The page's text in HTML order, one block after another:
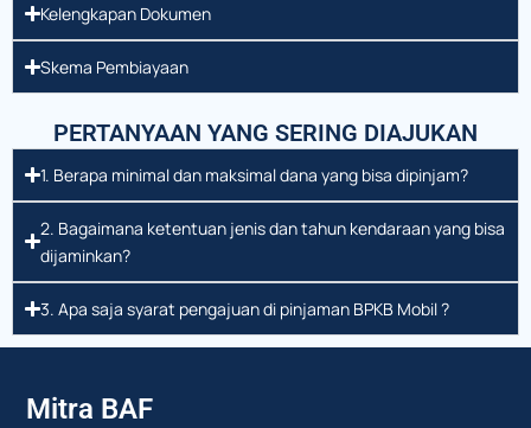
Kelengkapan Dokumen
Skema Pembiayaan
PERTANYAAN YANG SERING DIAJUKAN
1. Berapa minimal dan maksimal dana yang bisa dipinjam?
2. Bagaimana ketentuan jenis dan tahun kendaraan yang bisa
dijaminkan?
3. Apa saja syarat pengajuan di pinjaman BPKB Mobil ?
Mitra BAF